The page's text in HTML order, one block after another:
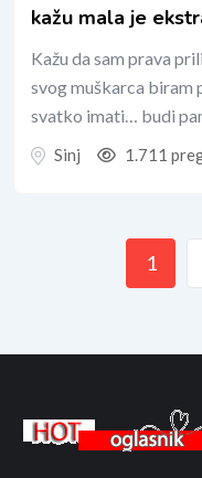
kažu mala je
Kažu da sam prava
svog muškarca biram
svatko imati… budi
Sinj 1.711
1